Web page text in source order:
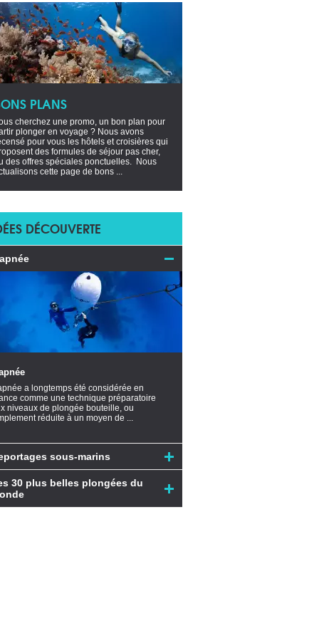
PLANS
cherchez une promo, un bon plan pour
plonger en voyage ? Nous avons
pour vous les hôtels et croisières qui
des formules de séjour pas cher,
des offres spéciales ponctuelles. Nous
cette page de bons ...
DÉCOUVERTE
a longtemps été considérée en
comme une technique préparatoire
niveaux de plongée bouteille, ou
réduite à un moyen de ...
sous-marins
30 plus belles plongées du